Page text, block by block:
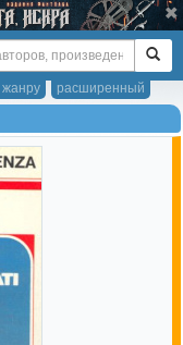
расширенный
жанру